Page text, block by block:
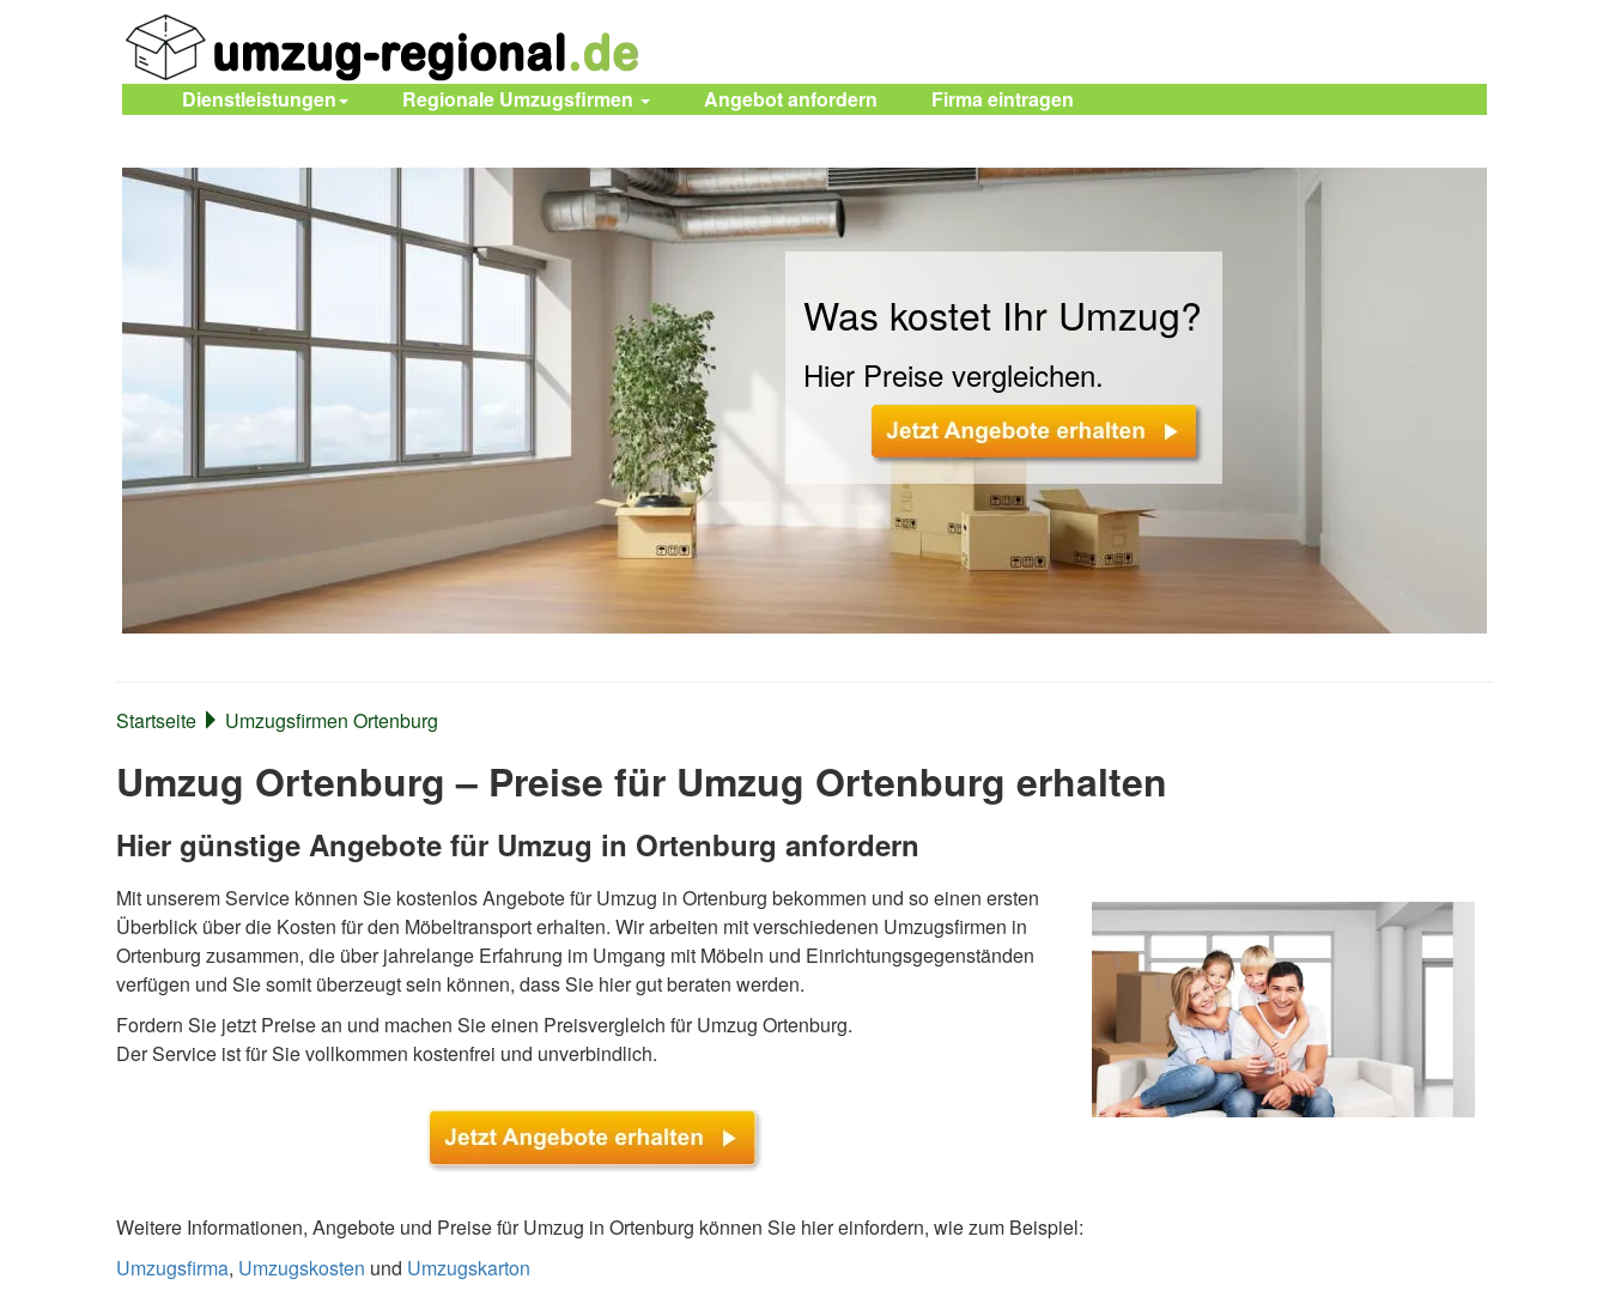
Dienstleistungen Regionale Umzugsfirmen Angebot anfordern Firma eintragen
Was kostet Ihr Umzug?
Hier Preise vergleichen.
Startseite Umzugsfirmen Ortenburg
Umzug Ortenburg – Preise für Umzug Ortenburg erhalten
Hier günstige Angebote für Umzug in Ortenburg anfordern
Mit unserem Service können Sie kostenlos Angebote für Umzug in Ortenburg bekommen und so einen ersten
Überblick über die Kosten für den Möbeltransport erhalten. Wir arbeiten mit verschiedenen Umzugsfirmen in
Ortenburg zusammen, die über jahrelange Erfahrung im Umgang mit Möbeln und Einrichtungsgegenständen
verfügen und Sie somit überzeugt sein können, dass Sie hier gut beraten werden.
Fordern Sie jetzt Preise an und machen Sie einen Preisvergleich für Umzug Ortenburg.
Der Service ist für Sie vollkommen kostenfrei und unverbindlich.
Weitere Informationen, Angebote und Preise für Umzug in Ortenburg können Sie hier einfordern, wie zum Beispiel:
Umzugsfirma, Umzugskosten und Umzugskarton